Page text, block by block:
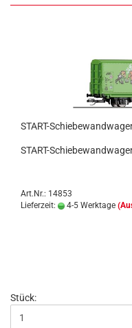
START-
START-
Art.Nr.: 14853
Lieferzeit:
4-5 Werktage
Stück: